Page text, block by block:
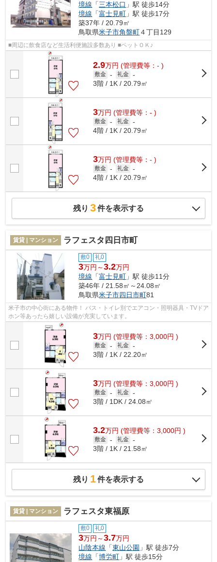
境線 「三本松口 」駅 徒歩14分
境線 「富士見町 」駅 徒歩17分
築37年 / 20.79㎡
鳥取県米子市角盤町４丁目129
■周辺に飲食店など生活利便施設多数あり ■ペットＯＫ♪
2.9万円 (管理費等：- )
敷金 - 礼金 -
3階 / 1K / 20.79㎡
3万円 (管理費等：- )
敷金 - 礼金 -
4階 / 1K / 20.79㎡
3万円 (管理費等：- )
敷金 - 礼金 -
4階 / 1K / 20.79㎡
残り 3件を表示する
賃貸 | マンション ラフェスタ四日市町
敷0 礼0
3万円～3.2万円
境線 「富士見町 」駅 徒歩11分
築46年 / 21.58㎡～24.08㎡
鳥取県米子市四日市町81
米子市の中心街にある物件！ バス・トイレ別でエアコン・照明器具・TVドア
ホン等あったら嬉しい設備が充実しています。
3万円 (管理費等：3,000円 )
敷金 - 礼金 -
3階 / 1K / 22.20㎡
3万円 (管理費等：3,000円 )
敷金 - 礼金 -
3階 / 1DK / 24.08㎡
3.2万円 (管理費等：3,000円 )
敷金 - 礼金 -
3階 / 1K / 21.58㎡
残り 1件を表示する
賃貸 | マンション ラフェスタ東福原
敷0 礼0
3万円～3.7万円
山陰本線 「東山公園 」駅 徒歩7分
境線 「博労町 」駅 徒歩15分